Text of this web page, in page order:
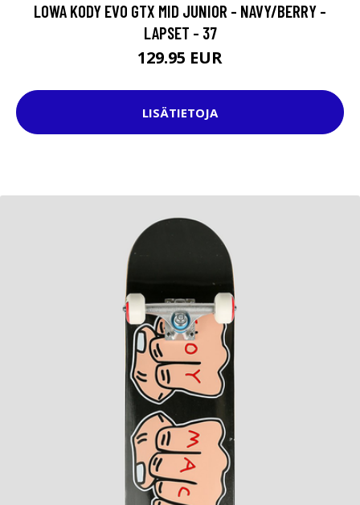
LOWA KODY EVO GTX MID JUNIOR - NAVY/BERRY -
LAPSET - 37
129.95 EUR
LISÄTIETOJA